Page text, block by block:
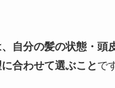
自分の髪の状態・頭
合わせて選ぶこと で